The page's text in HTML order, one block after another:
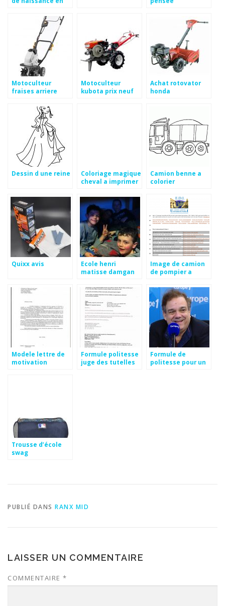
Motoculteur
fraises arriere
Motoculteur
kubota prix neuf
Achat rotovator
honda
Dessin d une reine
Coloriage magique
cheval a imprimer
Camion benne a
colorier
Quixx avis
Ecole henri
matisse damgan
Image de camion
de pompier a
Modele lettre de
motivation
Formule politesse
juge des tutelles
Formule de
politesse pour un
Trousse d’école
swag
PUBLIÉ DANS RANX MID
LAISSER UN COMMENTAIRE
COMMENTAIRE *